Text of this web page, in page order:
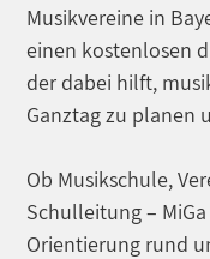
Musikvereine in
einen kostenlosen
der dabei hilft,
Ganztag zu planen
Ob Musikschule,
Schulleitung –
Orientierung rund